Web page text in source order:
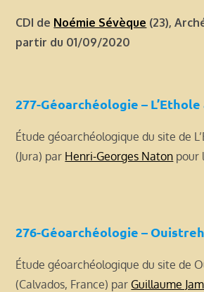
CDI de Noémie Sévèque (23),
partir du 01/09/2020
277-Géoarchéologie –
Étude géoarchéologique du site de
(Jura) par Henri-Georges Naton pour
276-Géoarchéologie –
Étude géoarchéologique du site de
(Calvados, France) par Guillaume